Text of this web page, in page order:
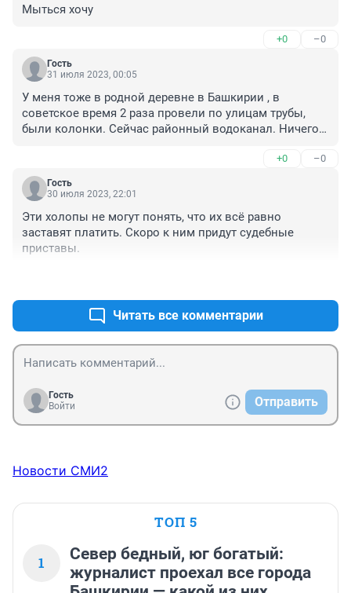
Мыться хочу
+0 –0
Гость
31 июля 2023, 00:05
У меня тоже в родной деревне в Башкирии , в
советское время 2 раза провели по улицам трубы,
были колонки. Сейчас районный водоканал. Ничего
артезианской скважины. А счета приходят. Смешно и
плачевно.
+0 –0
Гость
30 июля 2023, 22:01
Эти холопы не могут понять, что их всё равно
заставят платить. Скоро к ним придут судебные
приставы.
Читать все комментарии
Гость
Войти
Отправить
Новости СМИ2
ТОП 5
1
Север бедный, юг богатый:
журналист проехал все города